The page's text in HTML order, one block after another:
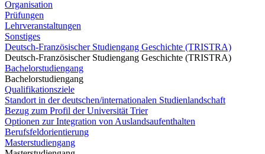
Organisation
Prüfungen
Lehrveranstaltungen
Sonstiges
Deutsch-Französischer Studiengang Geschichte (TRISTRA)
Deutsch-Französischer Studiengang Geschichte (TRISTRA)
Bachelorstudiengang
Bachelorstudiengang
Qualifikationsziele
Standort in der deutschen/internationalen Studienlandschaft
Bezug zum Profil der Universität Trier
Optionen zur Integration von Auslandsaufenthalten
Berufsfeldorientierung
Masterstudiengang